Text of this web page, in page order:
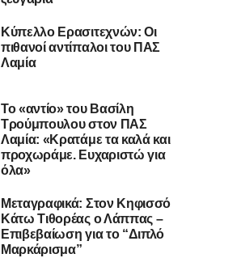
Κύπελλο Ερασιτεχνών: Οι
πιθανοί αντίπαλοι του ΠΑΣ
Λαμία
Το «αντίο» του Βασίλη
Τρούμπουλου στον ΠΑΣ
Λαμία: «Κρατάμε τα καλά και
προχωράμε. Ευχαριστώ για
όλα»
Μεταγραφικά: Στον Κηφισσό
Κάτω Τιθορέας ο Λάππας –
Επιβεβαίωση για το “Διπλό
Μαρκάρισμα”